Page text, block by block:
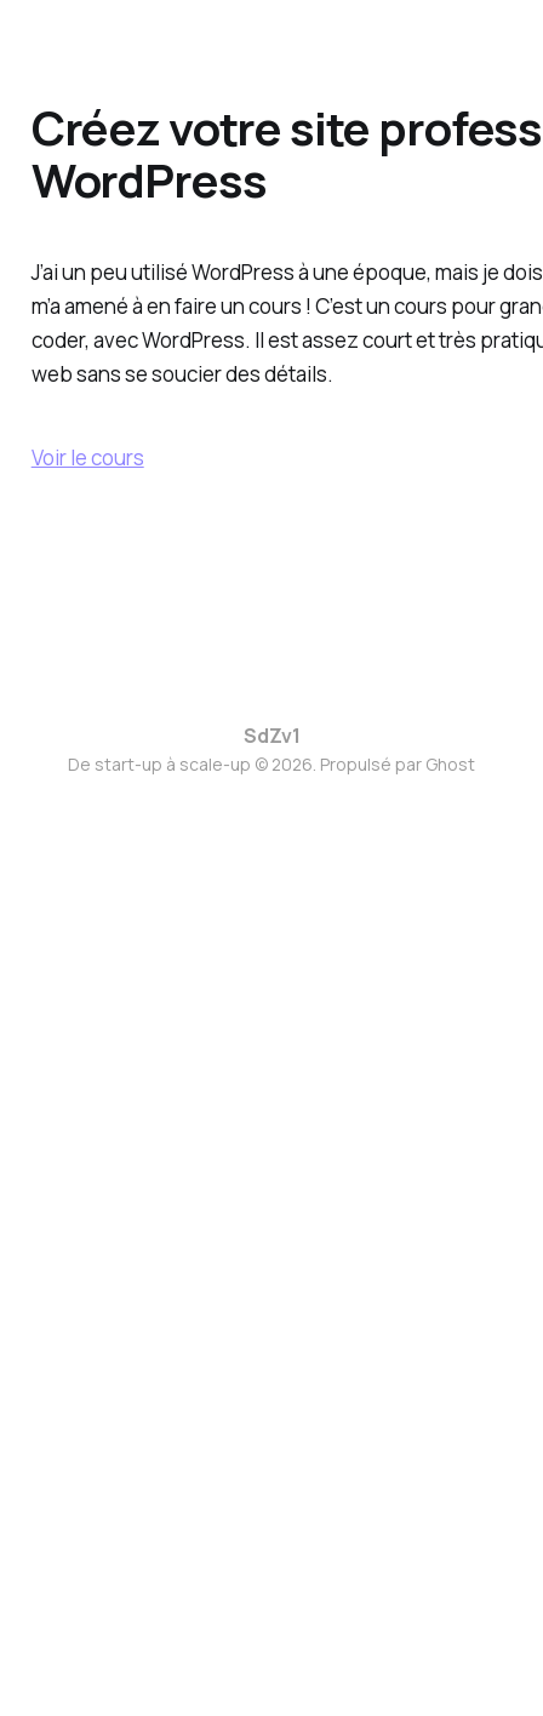
Créez votre site
WordPress
J’ai un peu utilisé WordPress à une époque, mais je
m’a amené à en faire un cours ! C’est un cours pour
coder, avec WordPress. Il est assez court et très
web sans se soucier des détails.
Voir le cours
SdZv1
De start-up à scale-up © 2026. Propulsé par Ghost